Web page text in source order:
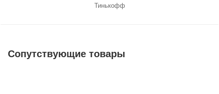
Тинькофф
Сопутствующие товары